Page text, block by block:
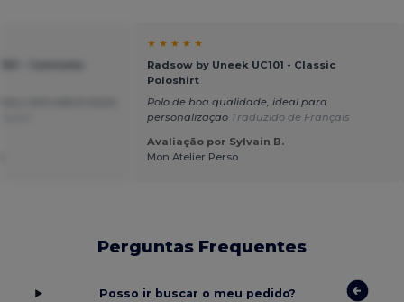
★ ★ ★ ★ ★
Radsow by Uneek UC101 - Classic
Poloshirt
Polo de boa qualidade, ideal para
personalização Traduzido de Français
Avaliação por Sylvain B.
Mon Atelier Perso
Perguntas Frequentes
Posso ir buscar o meu pedido?